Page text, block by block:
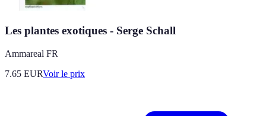
Les plantes exotiques - Serge Schall
Ammareal FR
7.65 EURVoir le prix